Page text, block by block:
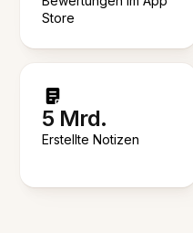
Store
5 Mrd.
Erstellte Notizen